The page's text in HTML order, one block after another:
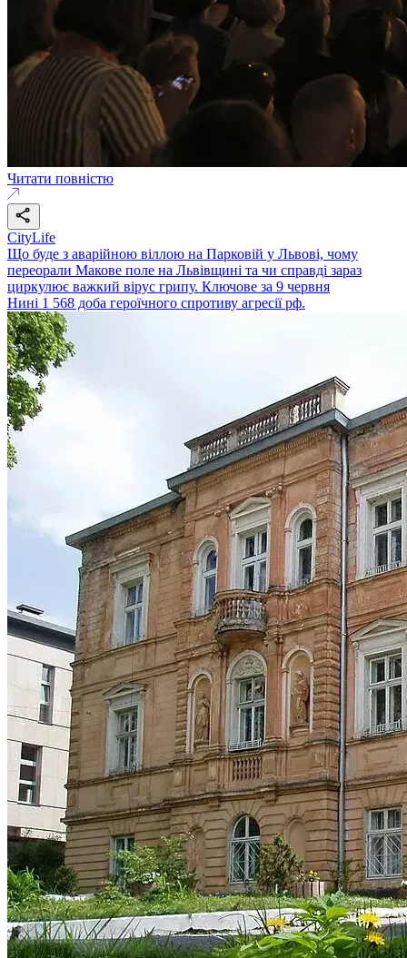
Читати повністю
CityLife
Що буде з аварійною віллою на Парковій у Львові, чому
переорали Макове поле на Львівщині та чи справді зараз
циркулює важкий вірус грипу. Ключове за 9 червня
Нині 1 568 доба героїчного спротиву агресії рф.